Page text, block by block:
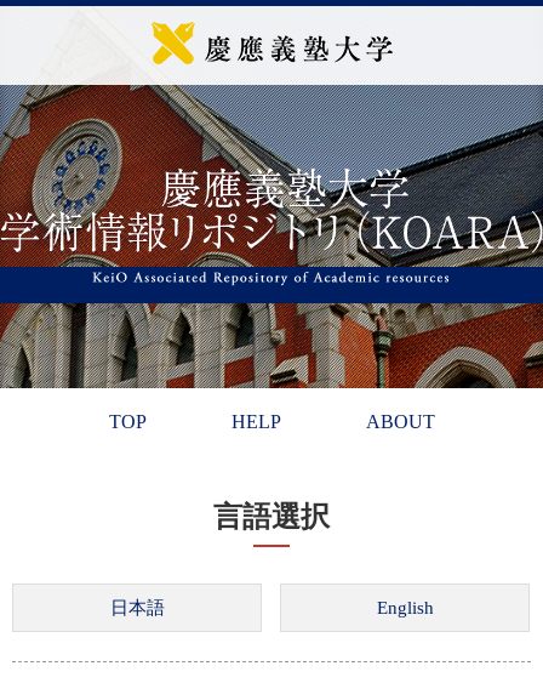
TOP HELP ABOUT
言語選択